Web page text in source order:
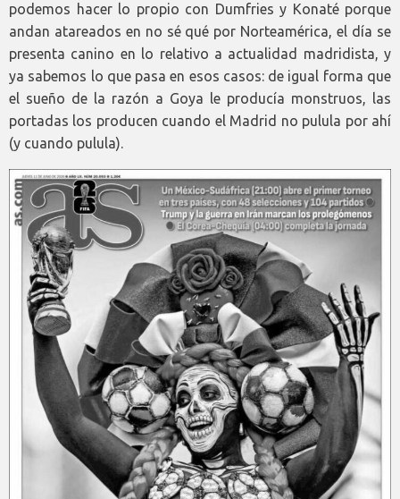
podemos hacer lo propio con Dumfries y Konaté porque
andan atareados en no sé qué por Norteamérica, el día se
presenta canino en lo relativo a actualidad madridista, y
ya sabemos lo que pasa en esos casos: de igual forma que
el sueño de la razón a Goya le producía monstruos, las
portadas los producen cuando el Madrid no pulula por ahí
(y cuando pulula).